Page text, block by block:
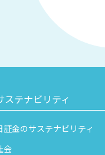
ステナビリティ
証金のサステナビリティ
会